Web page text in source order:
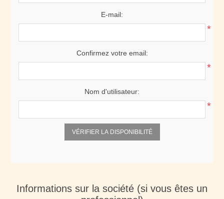
E-mail:
*
Confirmez votre email:
*
Nom d'utilisateur:
*
VÉRIFIER LA DISPONIBILITÉ
Informations sur la société (si vous êtes un